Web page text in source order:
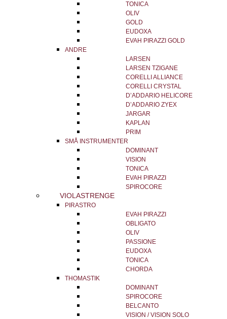
TONICA
OLIV
GOLD
EUDOXA
EVAH PIRAZZI GOLD
ANDRE
LARSEN
LARSEN TZIGANE
CORELLI ALLIANCE
CORELLI CRYSTAL
D’ADDARIO HELICORE
D’ADDARIO ZYEX
JARGAR
KAPLAN
PRIM
SMÅ INSTRUMENTER
DOMINANT
VISION
TONICA
EVAH PIRAZZI
SPIROCORE
VIOLASTRENGE
PIRASTRO
EVAH PIRAZZI
OBLIGATO
OLIV
PASSIONE
EUDOXA
TONICA
CHORDA
THOMASTIK
DOMINANT
SPIROCORE
BELCANTO
VISION / VISION SOLO